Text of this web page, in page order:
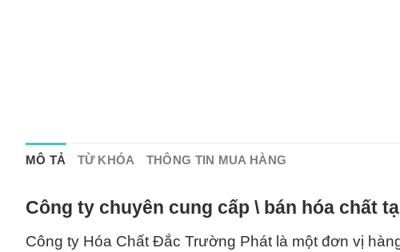
MÔ TẢ TỪ KHÓA THÔNG TIN MUA HÀNG
Công ty chuyên cung cấp \ bán hóa chất
Công ty Hóa Chất Đắc Trường Phát là một đơn vị